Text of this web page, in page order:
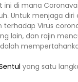
ini di mana
Untuk menjaga diri
Virus
lain, dan rajin
yang satu